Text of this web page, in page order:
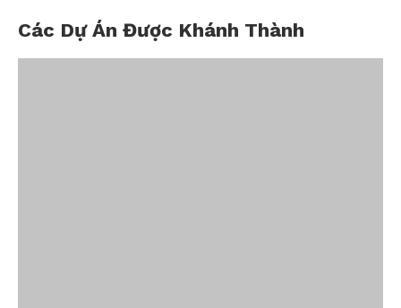
Các Dự Án Được Khánh Thành